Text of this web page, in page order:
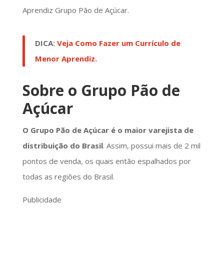
Aprendiz Grupo Pão de Açúcar.
DICA: Veja Como Fazer um Currículo de
Menor Aprendiz.
Sobre o Grupo Pão de
Açúcar
O Grupo Pão de Açúcar é o maior varejista de
distribuição do Brasil. Assim, possui mais de 2 mil
pontos de venda, os quais então espalhados por
todas as regiões do Brasil.
Publicidade